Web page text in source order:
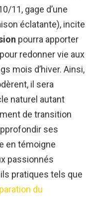
11, gage d’une
éclatante), incite
pourra apporter
redonner vie aux
mois d’hiver. Ainsi,
il sera
naturel autant
de transition
ses
en témoigne
passionnés
pratiques tels que
du